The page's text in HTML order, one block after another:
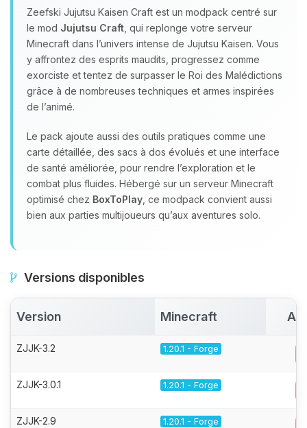
Zeefski Jujutsu Kaisen Craft est un modpack centré sur
le mod Jujutsu Craft , qui replonge votre serveur
Minecraft dans l’univers intense de Jujutsu Kaisen. Vous
y affrontez des esprits maudits, progressez comme
exorciste et tentez de surpasser le Roi des Malédictions
grâce à de nombreuses techniques et armes inspirées
de l’animé.
Le pack ajoute aussi des outils pratiques comme une
carte détaillée, des sacs à dos évolués et une interface
de santé améliorée, pour rendre l’exploration et le
combat plus fluides. Hébergé sur un serveur Minecraft
optimisé chez BoxToPlay , ce modpack convient aussi
bien aux parties multijoueurs qu’aux aventures solo.
Versions disponibles
Version Minecraft
ZJJK-3.2 1.20.1 - Forge
ZJJK-3.0.1 1.20.1 - Forge
ZJJK-2.9 1.20.1 - Forge
tu as besoin et je vais remuer mes
petits circuits pour t’aider.
07/08/2026 à 14:25